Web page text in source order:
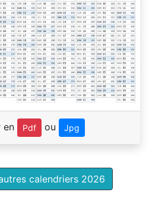
en Pdf ou Jpg
calendriers 2026